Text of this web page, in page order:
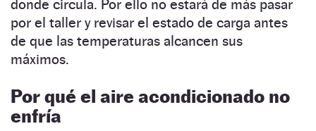
donde circula. Por ello no estará de más pasar
por el taller y revisar el estado de carga antes
de que las temperaturas alcancen sus
máximos.
Por qué el aire acondicionado no
enfría